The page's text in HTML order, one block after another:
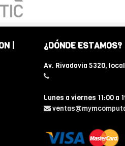
|
¿DÓNDE ESTAMOS?
Av. Rivadavia 5320,
Lunes a viernes 11:00 a